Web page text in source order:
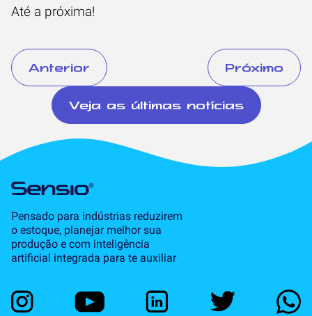
Até a próxima!
Anterior Próximo
Veja as últimas notícias
Pensado para indústrias reduzirem
o estoque, planejar melhor sua
produção e com inteligência
artificial integrada para te auxiliar